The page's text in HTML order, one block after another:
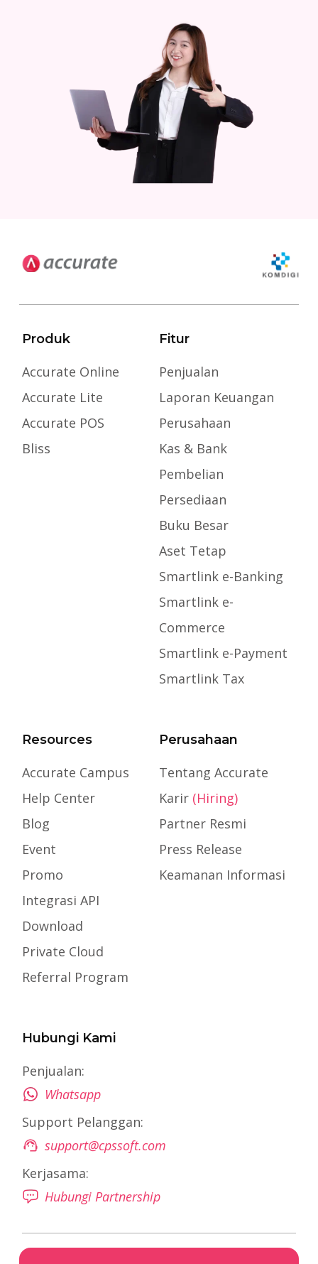
Produk
Accurate Online
Accurate Lite
Accurate POS
Bliss
Fitur
Penjualan
Laporan Keuangan
Perusahaan
Kas & Bank
Pembelian
Persediaan
Buku Besar
Aset Tetap
Smartlink e-Banking
Smartlink e-
Commerce
Smartlink e-Payment
Smartlink Tax
Resources
Accurate Campus
Help Center
Blog
Event
Promo
Integrasi API
Download
Private Cloud
Referral Program
Perusahaan
Tentang Accurate
Karir (Hiring)
Partner Resmi
Press Release
Keamanan Informasi
Hubungi Kami
Penjualan:
Whatsapp
Support Pelanggan:
support@cpssoft.com
Kerjasama:
Hubungi Partnership